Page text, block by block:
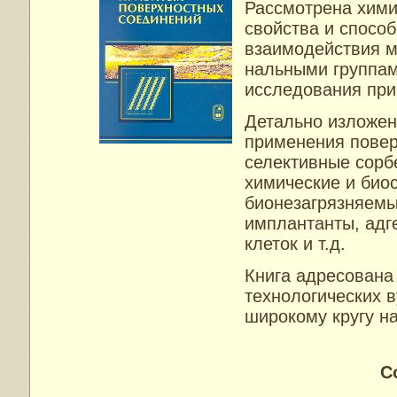
Рассмотрена
свойства и
взаимодействия
нальными
исследования
Детально
применения
селективные
химические и
имплантанты,
клеток и т.д.
Книга
технологических
широкому кругу